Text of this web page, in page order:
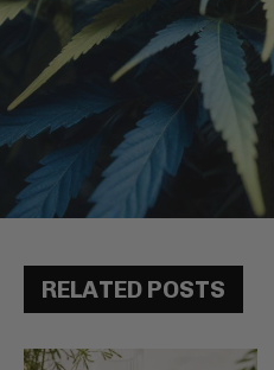
RELATED POSTS